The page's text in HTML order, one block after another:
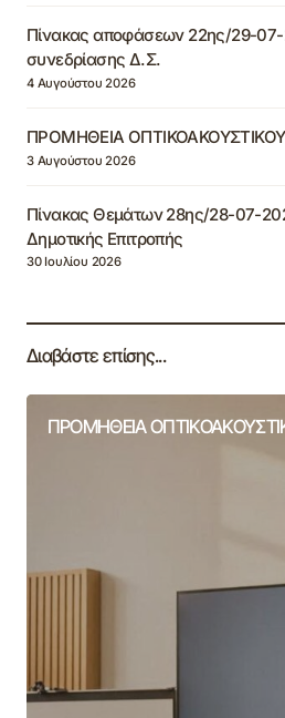
Πίνακας αποφάσεων 22ης/29-07-
συνεδρίασης Δ.Σ.
4 Αυγούστου 2026
ΠΡΟΜΗΘΕΙΑ
3 Αυγούστου 2026
Πίνακας Θεμάτων 28ης/28-07-
Δημοτικής Επιτροπής
30 Ιουλίου 2026
Διαβάστε επίσης...
ΠΡΟΜΗΘΕΙΑ